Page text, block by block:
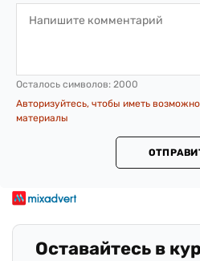
Осталось символов: 2000
Авторизуйтесь, чтобы иметь
материалы
Оставайтесь в